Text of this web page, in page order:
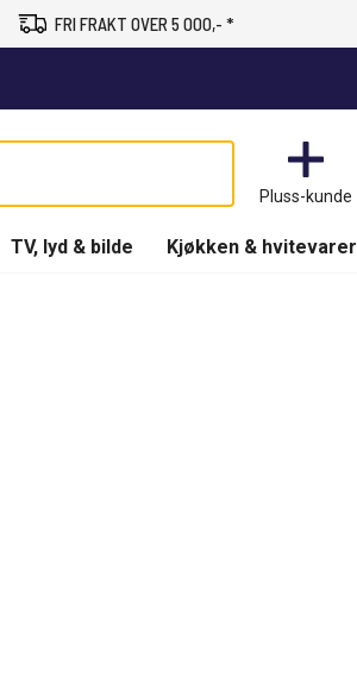
FRI FRAKT OVER 5 000,- *
Pluss-kunde
TV, lyd & bilde Kjøkken & hvitevarer